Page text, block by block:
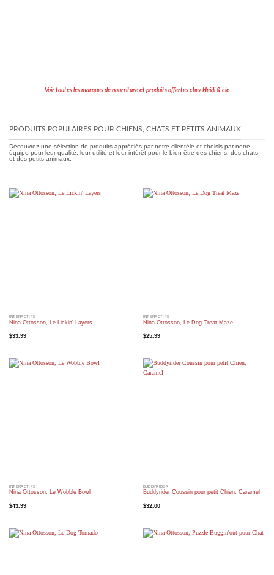
Voir toutes les marques de nourriture et produits offertes chez Heidi & cie
PRODUITS POPULAIRES POUR CHIENS, CHATS ET PETITS ANIMAUX
Découvrez une sélection de produits appréciés par notre clientèle et choisis par notre
équipe pour leur qualité, leur utilité et leur intérêt pour le bien-être des chiens, des chats
et des petits animaux.
INTERACTIFS
Nina Ottosson, Le Lickin’ Layers
$33.99
INTERACTIFS
Nina Ottosson, Le Dog Treat Maze
$25.99
INTERACTIFS
Nina Ottosson, Le Wobble Bowl
$43.99
BUDDYRIDER
Buddyrider Coussin pour petit Chien, Caramel
$32.00